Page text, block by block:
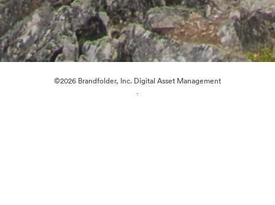
©2026 Brandfolder, Inc. Digital Asset Management
·